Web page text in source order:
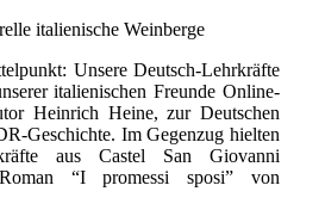
italienische Weinberge
Unsere Deutsch-Lehrkräfte
italienischen Freunde Online-
Heinrich Heine, zur Deutschen
Geschichte. Im Gegenzug hielten
aus Castel San Giovanni
“I promessi sposi” von